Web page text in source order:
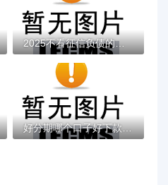
2025不看征信负债的网贷百分百下款，最新5个...
好分期哪个口子好下款？老哥实测避坑贷款平...